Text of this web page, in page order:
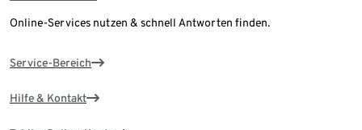
Online-Services nutzen & schnell Antworten finden.
Service-Bereich
Hilfe & Kontakt